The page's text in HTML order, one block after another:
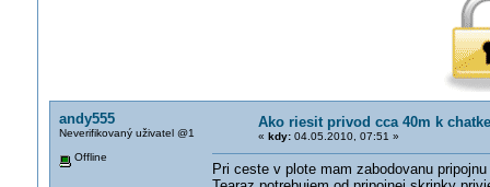
andy555
Neverifikovaný uživatel @1
Offline
Ako riesit privod cca 40m k
« kdy:04.05.2010, 07:51 »
Pri ceste v plote mam zabodovanu